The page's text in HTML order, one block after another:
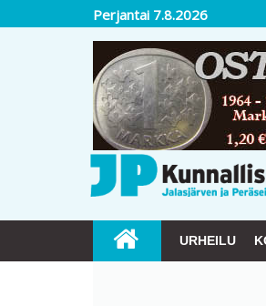
Perjantai 7.8.2026
URHEILU